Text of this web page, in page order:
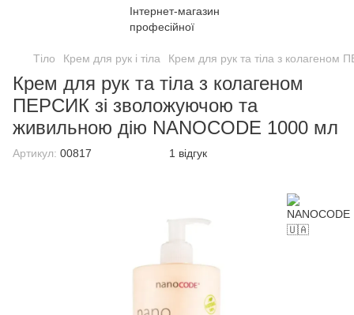
Тіло Крем для рук і тіла Крем для рук та тіла з
Крем для рук та тіла з колагеном
ПЕРСИК зі зволожуючою та
живильною дію NANOCODE 1000 мл
Артикул: 00817 1 відгук